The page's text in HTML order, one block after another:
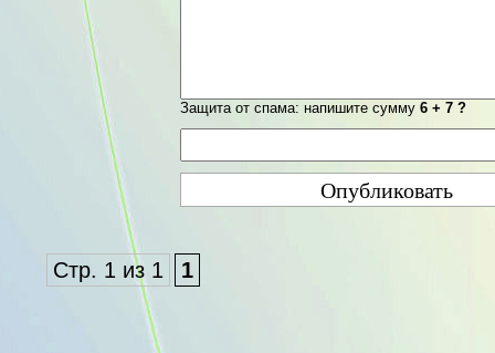
Защита от спама: напишите сумму 6 + 7 ?
Стр. 1 из 1 1